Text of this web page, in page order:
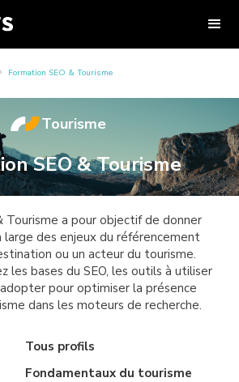
Formation SEO & Tourisme
Tourisme
SEO & Tourisme
Tourisme a pour objectif de donner
large des enjeux du référencement
ou un acteur du tourisme.
les bases du SEO, les outils à utiliser
pour optimiser la présence
dans les moteurs de recherche.
Tous profils
Fondamentaux du tourisme